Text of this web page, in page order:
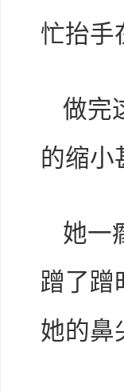
忙抬手
做完
的缩小
她一
蹭了蹭
她的鼻